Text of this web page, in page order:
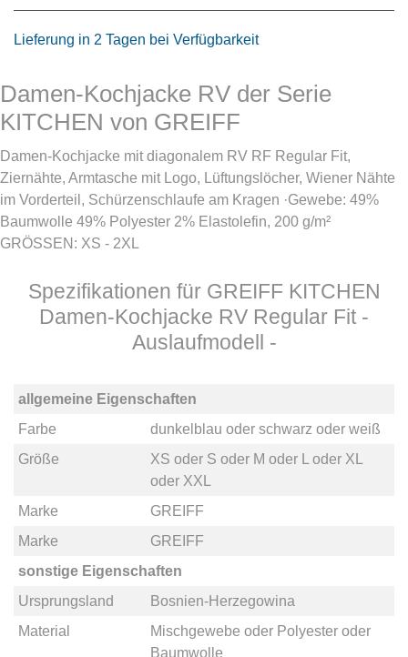
Lieferung in 2 Tagen bei Verfügbarkeit
Damen-Kochjacke RV der Serie
KITCHEN von GREIFF
Damen-Kochjacke mit diagonalem RV RF Regular Fit,
Ziernähte, Armtasche mit Logo, Lüftungslöcher, Wiener Nähte
im Vorderteil, Schürzenschlaufe am Kragen ·Gewebe: 49%
Baumwolle 49% Polyester 2% Elastolefin, 200 g/m²
GRÖSSEN: XS - 2XL
Spezifikationen für GREIFF KITCHEN
Damen-Kochjacke RV Regular Fit -
Auslaufmodell -
allgemeine Eigenschaften
Farbe
dunkelblau oder schwarzoder weiß
Größe
XS oder S oder M oder Loder XL
oder XXL
Marke
GREIFF
Marke
GREIFF
sonstige Eigenschaften
Ursprungsland
Bosnien-Herzegowina
Material
Mischgewebe oder Polyesteroder
Baumwolle